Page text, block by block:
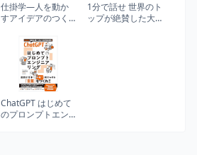
仕掛学―人を動か
すアイデアのつく
1分で話せ 世界のト
ップが絶賛した大
ChatGPT はじめて
のプロンプトエン